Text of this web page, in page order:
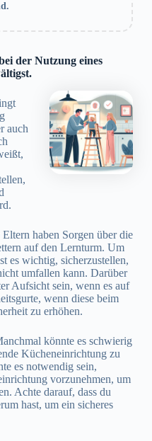
der Nutzung eines
auch
haben Sorgen über die
auf den Lernturm. Um
es wichtig, sicherzustellen,
umfallen kann. Darüber
Aufsicht sein, wenn es auf
wenn diese beim
zu erhöhen.
könnte es schwierig
Kücheneinrichtung zu
es notwendig sein,
vorzunehmen, um
Achte darauf, dass du
hast, um ein sicheres